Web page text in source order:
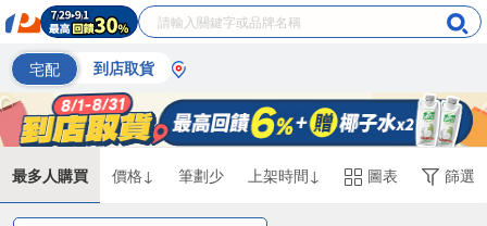
宅配 到店取貨
最多人購買 價格↓ 筆劃少 上架時間↓ 圖表 篩選